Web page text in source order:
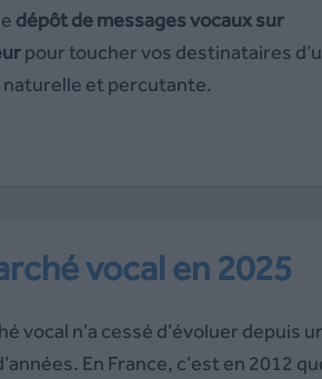
dépôt de messages vocaux sur
pour toucher vos destinataires
naturelle et percutante.
vocal en 2025
vocal n’a cessé d’évoluer depuis
En France, c’est en 2012